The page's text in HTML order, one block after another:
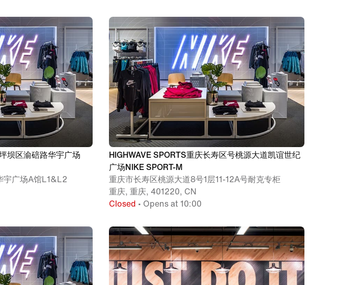
坝区渝碚路华宇广场
宇广场A馆L1&L2
HIGHWAVE SPORTS重庆长寿区号桃源大道凯谊世纪
广场NIKE SPORT-M
重庆市长寿区桃源大道8号1层11-12A号耐克专柜
重庆, 重庆, 401220, CN
Closed • Opens at 10:00